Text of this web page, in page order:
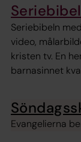
Seriebibeln
video,
kristen tv. En
barnasinnet
Evangelierna